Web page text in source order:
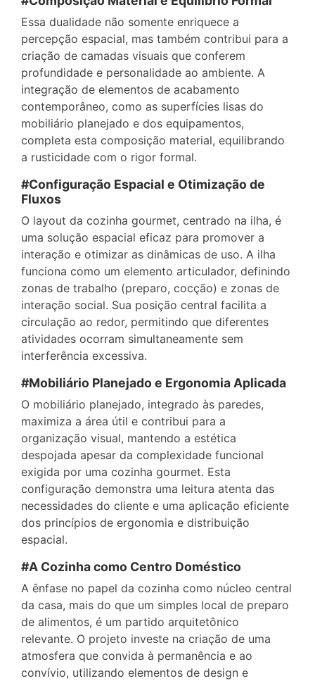
Essa dualidade não somente enriquece a
percepção espacial, mas também contribui para a
criação de camadas visuais que conferem
profundidade e personalidade ao ambiente. A
integração de elementos de acabamento
contemporâneo, como as superfícies lisas do
mobiliário planejado e dos equipamentos,
completa esta composição material, equilibrando
a rusticidade com o rigor formal.
#Configuração Espacial e Otimização de
Fluxos
O layout da cozinha gourmet, centrado na ilha, é
uma solução espacial eficaz para promover a
interação e otimizar as dinâmicas de uso. A ilha
funciona como um elemento articulador, definindo
zonas de trabalho (preparo, cocção) e zonas de
interação social. Sua posição central facilita a
circulação ao redor, permitindo que diferentes
atividades ocorram simultaneamente sem
interferência excessiva.
#Mobiliário Planejado e Ergonomia Aplicada
O mobiliário planejado, integrado às paredes,
maximiza a área útil e contribui para a
organização visual, mantendo a estética
despojada apesar da complexidade funcional
exigida por uma cozinha gourmet. Esta
configuração demonstra uma leitura atenta das
necessidades do cliente e uma aplicação eficiente
dos princípios de ergonomia e distribuição
espacial.
#A Cozinha como Centro Doméstico
A ênfase no papel da cozinha como núcleo central
da casa, mais do que um simples local de preparo
de alimentos, é um partido arquitetônico
relevante. O projeto investe na criação de uma
atmosfera que convida à permanência e ao
convívio, utilizando elementos de design e